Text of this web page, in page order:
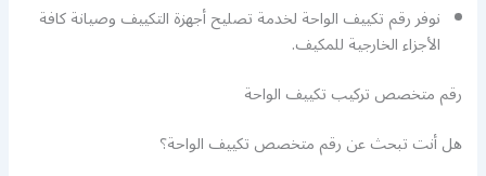
نوفر رقم تكييف الواحة لخدمة تصليح أجهزة التكييف وصيانة كافة
الأجزاء الخارجية للمكيف.
رقم متخصص تركيب تكييف الواحة
هل أنت تبحث عن رقم متخصص تكييف الواحة؟